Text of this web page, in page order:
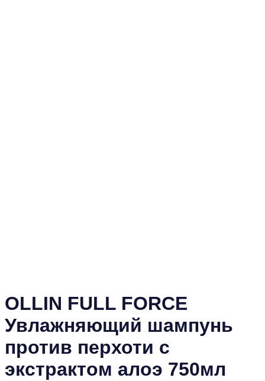
OLLIN FULL FORCE
Увлажняющий шампунь
против перхоти с
экстрактом алоэ 750мл